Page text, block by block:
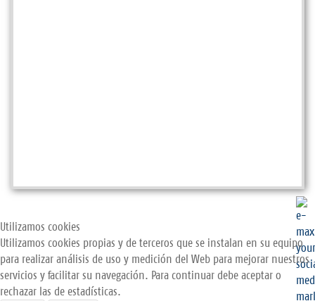
Utilizamos cookies
Utilizamos cookies propias y de terceros que se instalan en su equipo
para realizar análisis de uso y medición del Web para mejorar nuestros
servicios y facilitar su navegación. Para continuar debe aceptar o
rechazar las de estadísticas.